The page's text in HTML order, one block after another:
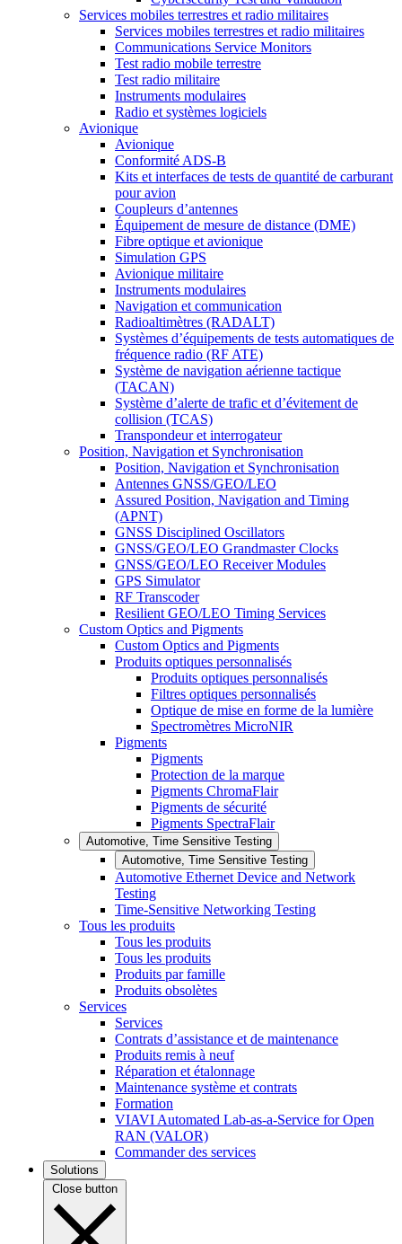
Services mobiles terrestres et radio militaires
Services mobiles terrestres et radio militaires
Communications Service Monitors
Test radio mobile terrestre
Test radio militaire
Instruments modulaires
Radio et systèmes logiciels
Avionique
Avionique
Conformité ADS-B
Kits et interfaces de tests de quantité de carburant
pour avion
Coupleurs d’antennes
Équipement de mesure de distance (DME)
Fibre optique et avionique
Simulation GPS
Avionique militaire
Instruments modulaires
Navigation et communication
Radioaltimètres (RADALT)
Systèmes d’équipements de tests automatiques de
fréquence radio (RF ATE)
Système de navigation aérienne tactique
(TACAN)
Système d’alerte de trafic et d’évitement de
collision (TCAS)
Transpondeur et interrogateur
Position, Navigation et Synchronisation
Position, Navigation et Synchronisation
Antennes GNSS/GEO/LEO
Assured Position, Navigation and Timing
(APNT)
GNSS Disciplined Oscillators
GNSS/GEO/LEO Grandmaster Clocks
GNSS/GEO/LEO Receiver Modules
GPS Simulator
RF Transcoder
Resilient GEO/LEO Timing Services
Custom Optics and Pigments
Custom Optics and Pigments
Produits optiques personnalisés
Produits optiques personnalisés
Filtres optiques personnalisés
Optique de mise en forme de la lumière
Spectromètres MicroNIR
Pigments
Pigments
Protection de la marque
Pigments ChromaFlair
Pigments de sécurité
Pigments SpectraFlair
Automotive, Time Sensitive Testing
Automotive, Time Sensitive Testing
Automotive Ethernet Device and Network
Testing
Time-Sensitive Networking Testing
Tous les produits
Tous les produits
Tous les produits
Produits par famille
Produits obsolètes
Services
Services
Contrats d’assistance et de maintenance
Produits remis à neuf
Réparation et étalonnage
Maintenance système et contrats
Formation
VIAVI Automated Lab-as-a-Service for Open
RAN (VALOR)
Commander des services
Solutions
Close button